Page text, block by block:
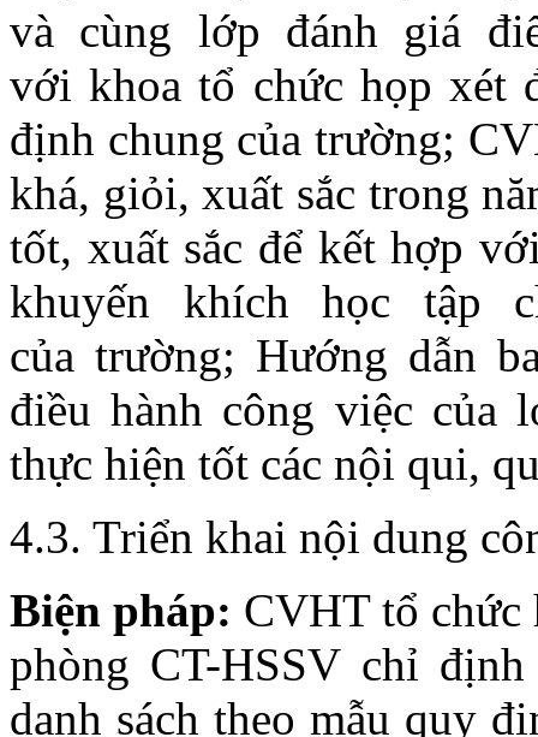
và cùng lớp đánh giá
với khoa tổ chức họp xét
định chung của trường;
khá, giỏi, xuất sắc trong
tốt, xuất sắc để kết hợp
khuyến khích học tập
của trường; Hướng dẫn
điều hành công việc của
thực hiện tốt các nội qui,
4.3. Triển khai nội dung
Biện pháp: CVHT tổ chức
phòng CT-HSSV chỉ
danh sách theo mẫu quy